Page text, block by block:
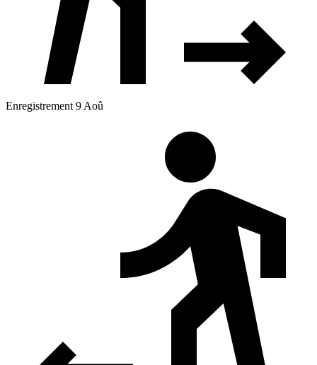
Enregistrement 9 Aoû